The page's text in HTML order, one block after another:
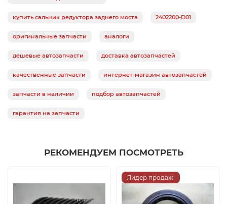
купить сальник редуктора заднего моста 2402200-D01
оригинальные запчасти аналоги
дешевые автозапчасти доставка автозапчастей
качественные запчасти интернет-магазин автозапчастей
запчасти в наличии подбор автозапчастей
гарантия на запчасти
РЕКОМЕНДУЕМ ПОСМОТРЕТЬ
Лидер продаж!